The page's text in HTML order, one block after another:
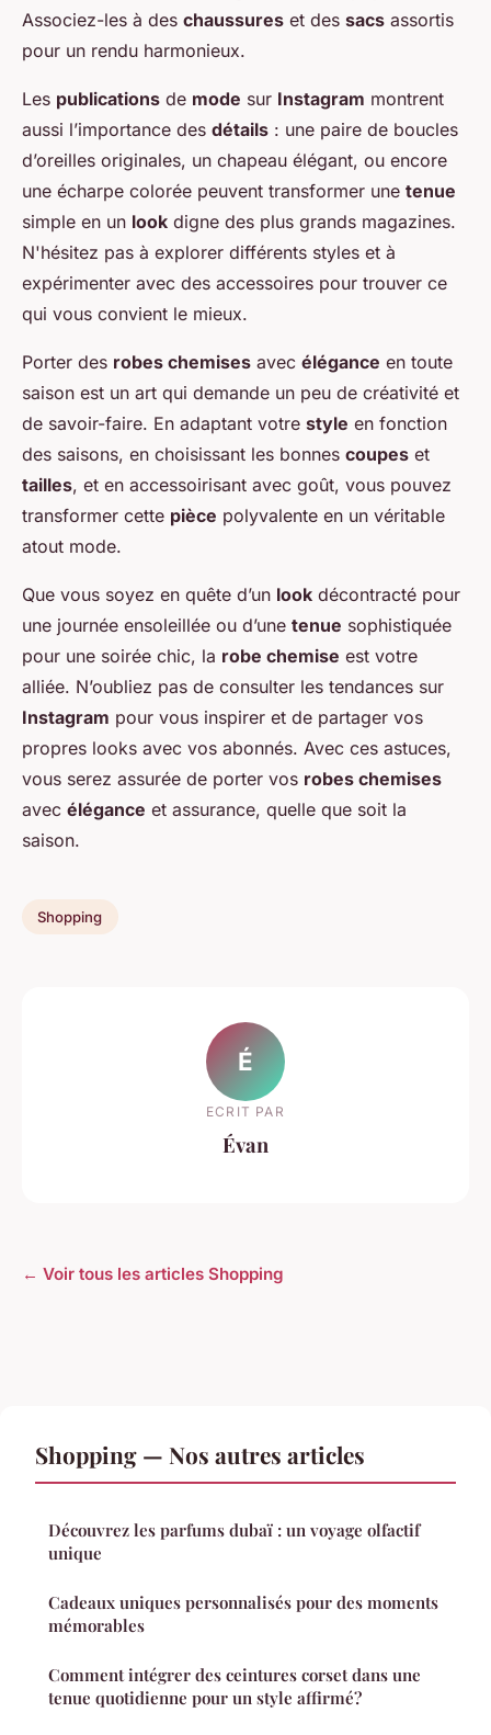
Associez-les à des chaussures et des sacs assortis
pour un rendu harmonieux.
Les publications de mode sur Instagram montrent
aussi l’importance des détails : une paire de boucles
d’oreilles originales, un chapeau élégant, ou encore
une écharpe colorée peuvent transformer une tenue
simple en un look digne des plus grands magazines.
N'hésitez pas à explorer différents styles et à
expérimenter avec des accessoires pour trouver ce
qui vous convient le mieux.
Porter des robes chemises avec élégance en toute
saison est un art qui demande un peu de créativité et
de savoir-faire. En adaptant votre style en fonction
des saisons, en choisissant les bonnes coupes et
tailles, et en accessoirisant avec goût, vous pouvez
transformer cette pièce polyvalente en un véritable
atout mode.
Que vous soyez en quête d’un look décontracté pour
une journée ensoleillée ou d’une tenue sophistiquée
pour une soirée chic, la robe chemise est votre
alliée. N’oubliez pas de consulter les tendances sur
Instagram pour vous inspirer et de partager vos
propres looks avec vos abonnés. Avec ces astuces,
vous serez assurée de porter vos robes chemises
avec élégance et assurance, quelle que soit la
saison.
Shopping
É
ECRIT PAR
Évan
← Voir tous les articles Shopping
Shopping — Nos autres articles
Découvrez les parfums dubaï : un voyage olfactif
unique
Cadeaux uniques personnalisés pour des moments
mémorables
Comment intégrer des ceintures corset dans une
tenue quotidienne pour un style affirmé?